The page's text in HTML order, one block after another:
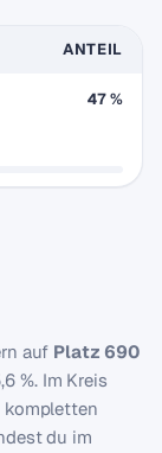
ANTEIL
47 %
auf Platz 690
%. Im Kreis
kompletten
du im